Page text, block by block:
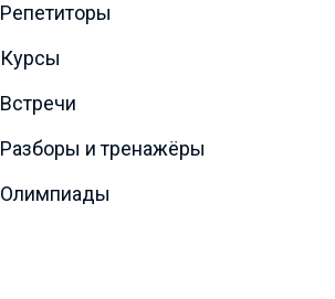
Репетиторы
Курсы
Встречи
Разборы и тренажёры
Олимпиады